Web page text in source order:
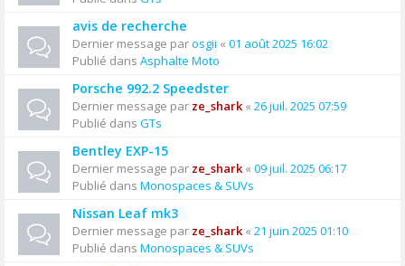
avis de recherche
Dernier message parosgii « 01 août 2025 16:02
Publié dans Asphalte Moto
Porsche 992.2 Speedster
Dernier message par ze_shark« 26 juil. 2025 07:59
Publié dans GTs
Bentley EXP-15
Dernier message par ze_shark« 09 juil. 2025 06:17
Publié dans Monospaces & SUVs
Nissan Leaf mk3
Dernier message par ze_shark« 21 juin 2025 01:10
Publié dans Monospaces & SUVs